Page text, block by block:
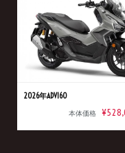
2026年ADV160
本体価格